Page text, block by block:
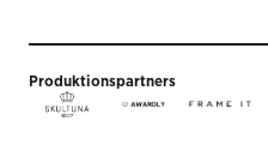
Produktionspartners